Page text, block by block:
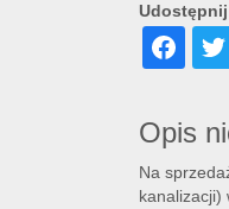
Opis
Na
kanalizacji)